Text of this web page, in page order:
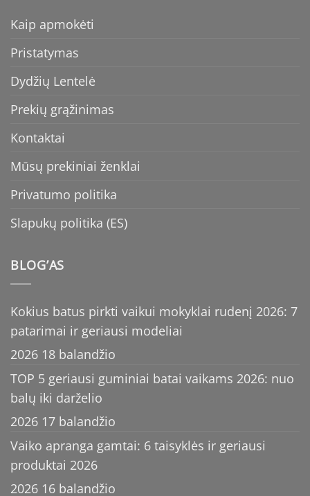
Kaip apmokėti
Pristatymas
Dydžių Lentelė
Prekių grąžinimas
Kontaktai
Mūsų prekiniai ženklai
Privatumo politika
Slapukų politika (ES)
BLOG’AS
Kokius batus pirkti vaikui mokyklai rudenį 2026: 7
patarimai ir geriausi modeliai
2026 18 balandžio
TOP 5 geriausi guminiai batai vaikams 2026: nuo
balų iki darželio
2026 17 balandžio
Vaiko apranga gamtai: 6 taisyklės ir geriausi
produktai 2026
2026 16 balandžio